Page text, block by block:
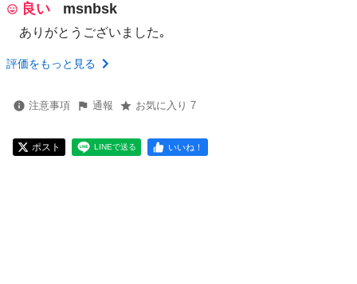
良い msnbsk
ありがとうございました｡
評価をもっと見る
注意事項 通報 お気に入り 7
ポスト LINEで送る いいね！